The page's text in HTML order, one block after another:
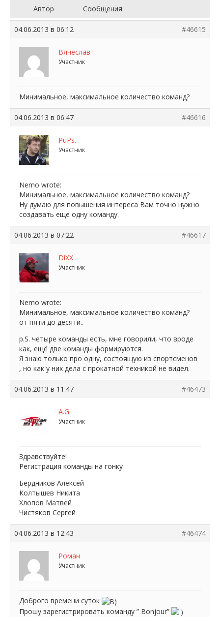
Автор Сообщения
04.06.2013 в 06:12 #46615
Вячеслав
Участник
Минимальное, максимальное количество команд?
04.06.2013 в 06:47 #46616
PuPs.
Участник
Nemo wrote:
Минимальное, максимальное количество команд?
Ну думаю для повышения интереса Вам точно нужно
создавать еще одну команду.
04.06.2013 в 07:22 #46617
DiXX
Участник
Nemo wrote:
Минимальное, максимальное количество команд?
от пяти до десяти..
p.S. четыре команды есть, мне говорили, что вроде
как, ещё две команды формируются.
Я знаю только про одну, состоящую из спортсменов
, но как у них дела с прокатной техникой не видел.
04.06.2013 в 11:47 #46473
A.G.
Участник
Здравствуйте!
Регистрация команды на гонку
Бердников Алексей
Колтышев Никита
Хлопов Матвей
Чистяков Сергей
04.06.2013 в 12:43 #46474
Роман
Участник
Доброго времени суток
Прошу зарегистрировать команду ” Bonjour”